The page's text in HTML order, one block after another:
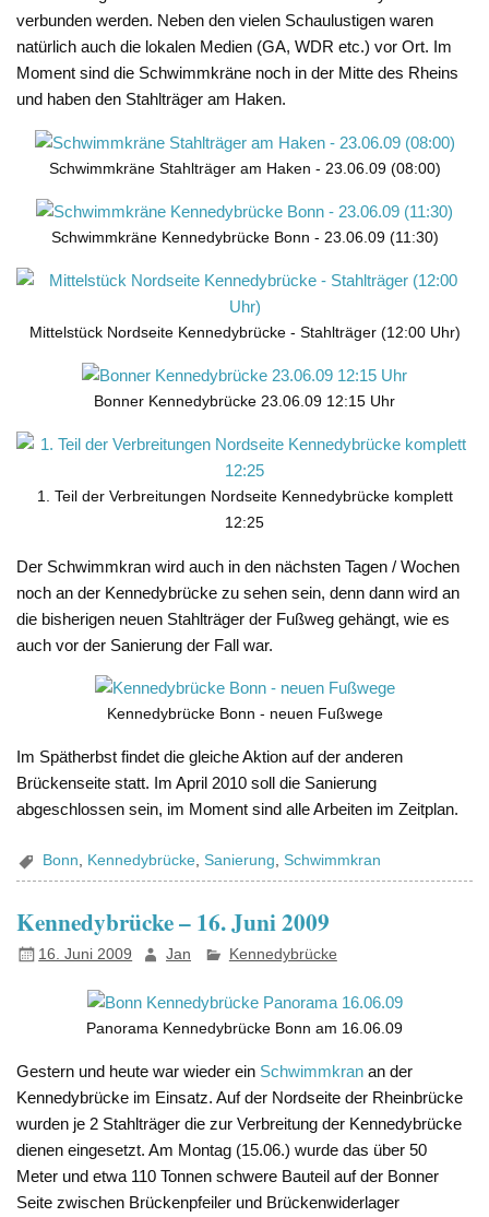
verbunden werden. Neben den vielen Schaulustigen waren
natürlich auch die lokalen Medien (GA, WDR etc.) vor Ort. Im
Moment sind die Schwimmkräne noch in der Mitte des Rheins
und haben den Stahlträger am Haken.
Schwimmkräne Stahlträger am Haken - 23.06.09 (08:00)
Schwimmkräne Kennedybrücke Bonn - 23.06.09 (11:30)
Mittelstück Nordseite Kennedybrücke - Stahlträger (12:00 Uhr)
Bonner Kennedybrücke 23.06.09 12:15 Uhr
1. Teil der Verbreitungen Nordseite Kennedybrücke komplett
12:25
Der Schwimmkran wird auch in den nächsten Tagen / Wochen
noch an der Kennedybrücke zu sehen sein, denn dann wird an
die bisherigen neuen Stahlträger der Fußweg gehängt, wie es
auch vor der Sanierung der Fall war.
Kennedybrücke Bonn - neuen Fußwege
Im Spätherbst findet die gleiche Aktion auf der anderen
Brückenseite statt. Im April 2010 soll die Sanierung
abgeschlossen sein, im Moment sind alle Arbeiten im Zeitplan.
Bonn Kennedybrücke ,Sanierung ,Schwimmkran
Kennedybrücke – 16. Juni 2009
16. Juni 2009 Jan Kennedybrücke
Panorama Kennedybrücke Bonn am 16.06.09
Gestern und heute war wieder ein Schwimmkran an der
Kennedybrücke im Einsatz. Auf der Nordseite der Rheinbrücke
wurden je 2 Stahlträger die zur Verbreitung der Kennedybrücke
dienen eingesetzt. Am Montag (15.06.) wurde das über 50
Meter und etwa 110 Tonnen schwere Bauteil auf der Bonner
Seite zwischen Brückenpfeiler und Brückenwiderlager